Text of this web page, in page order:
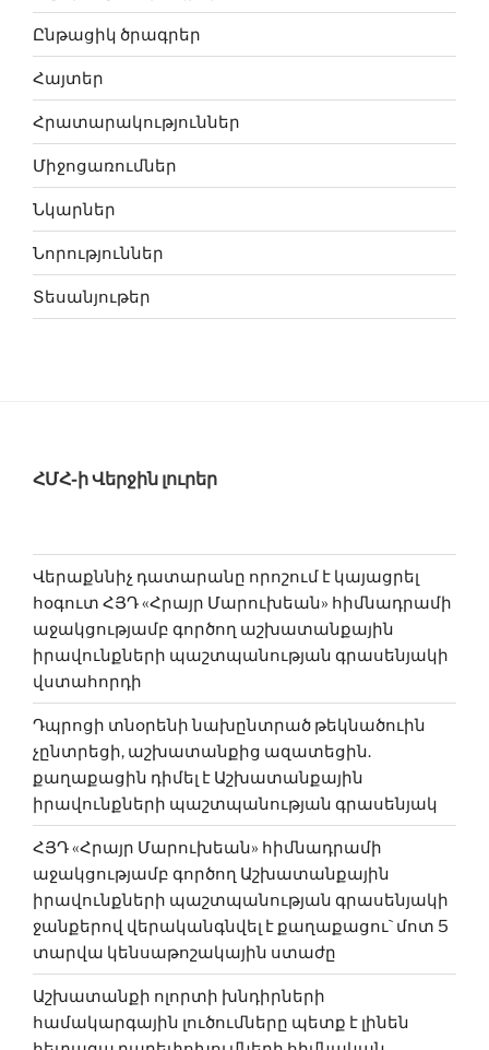
Ընթացիկ ծրագրեր
Հայտեր
Հրատարակություններ
Միջոցառումներ
Նկարներ
Նորություններ
Տեսանյութեր
ՀՄՀ-ի Վերջին լուրեր
Վերաքննիչ դատարանը որոշում է կայացրել
հօգուտ ՀՅԴ «Հրայր Մարուխեան» հիմնադրամի
աջակցությամբ գործող աշխատանքային
իրավունքների պաշտպանության գրասենյակի
վստահորդի
Դպրոցի տնօրենի նախընտրած թեկնածուին
չընտրեցի, աշխատանքից ազատեցին.
քաղաքացին դիմել է Աշխատանքային
իրավունքների պաշտպանության գրասենյակ
ՀՅԴ «Հրայր Մարուխեան» հիմնադրամի
աջակցությամբ գործող Աշխատանքային
իրավունքների պաշտպանության գրասենյակի
ջանքերով վերականգնվել է քաղաքացու` մոտ 5
տարվա կենսաթոշակային ստաժը
Աշխատանքի ոլորտի խնդիրների
համակարգային լուծումները պետք է լինեն